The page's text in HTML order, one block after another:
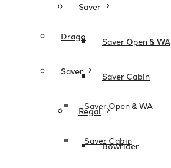
Saver
Saver Open & WA
Saver Cabin
Regal
Bowrider
Drago
Saver
Saver Open & WA
Saver Cabin